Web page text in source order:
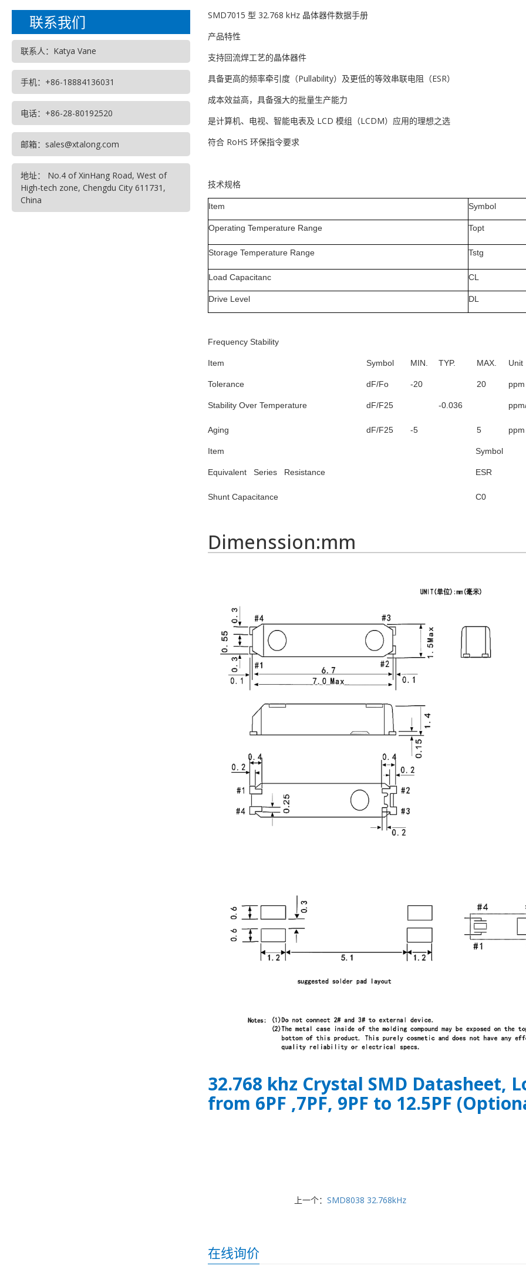
SMD7015 型 32.768 kHz 晶体器件数据手册
产品特性
支持回流焊工艺的晶体器件
具备更高的频率牵引度（Pullability）及更低的等效串联电阻（ESR）
成本效益高，具备强大的批量生产能力
是计算机、电视、智能电表及 LCD 模组（LCDM）应用的理想之选
符合 RoHS 环保指令要求
技术规格
Item Symbol
Operating Temperature Range Topt
Storage Temperature Range Tstg
Load Capacitanc CL
Drive Level DL
Frequency Stability
Item Symbol MIN. TYP. MAX. Unit
Tolerance dF/Fo -20 20 ppm
Stability Over Temperature dF/F25 -0.036
Aging dF/F25 -5 5 ppm
Item Symbol
Equivalent Series Resistance ESR
Shunt Capacitance C0
Dimenssion:mm
32.768 khz Crystal SMD Datasheet,
from 6PF ,7PF, 9PF to 12.5PF
上一个： SMD8038 32.768kHz
在线询价
联系我们
联系人：Katya Vane
手机：+86-18884136031
电话：+86-28-80192520
邮箱：sales@xtalong.com
地址： No.4 of XinHang Road, West of
High-tech zone, Chengdu City 611731,
China